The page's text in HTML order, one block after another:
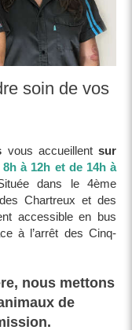
soin de vos
vous accueillent sur
à 12h et de 14h à
dans le 4ème
Chartreux et des
accessible en bus
à l’arrêt des Cinq-
nous mettons
de